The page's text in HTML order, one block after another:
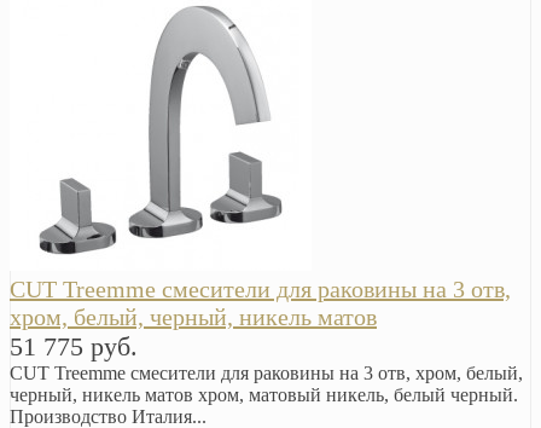
CUT Treemme смесители для раковины на 3 отв,
хром, белый, черный, никель матов
51 775 руб.
CUT Treemme смесители для раковины на 3 отв, хром, белый,
черный, никель матов хром, матовый никель, белый черный.
Производство Италия...